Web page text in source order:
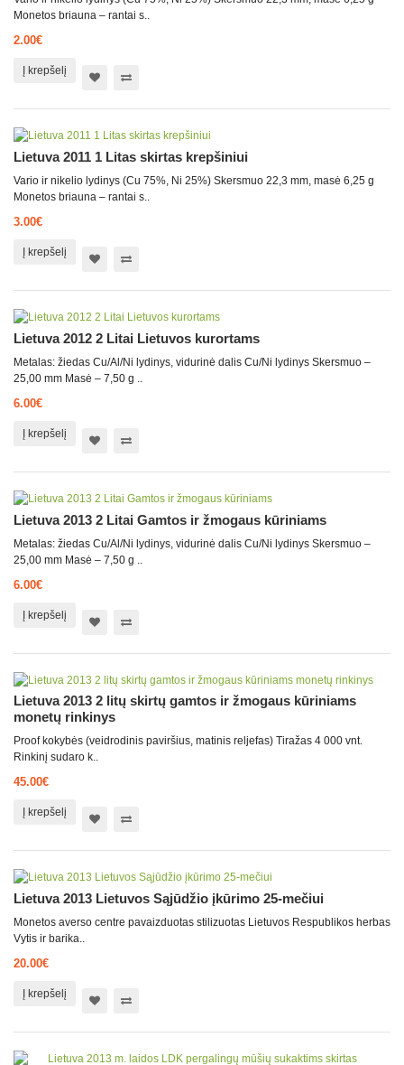
Monetos briauna – rantai s..
2.00€
Į krepšelį
Lietuva 2011 1 Litas skirtas krepšiniui
Vario ir nikelio lydinys (Cu 75%, Ni 25%) Skersmuo 22,3 mm, masė 6,25 g
Monetos briauna – rantai s..
3.00€
Į krepšelį
Lietuva 2012 2 Litai Lietuvos kurortams
Metalas: žiedas Cu/Al/Ni lydinys, vidurinė dalis Cu/Ni lydinys Skersmuo –
25,00 mm Masė – 7,50 g ..
6.00€
Į krepšelį
Lietuva 2013 2 Litai Gamtos ir žmogaus kūriniams
Metalas: žiedas Cu/Al/Ni lydinys, vidurinė dalis Cu/Ni lydinys Skersmuo –
25,00 mm Masė – 7,50 g ..
6.00€
Į krepšelį
Lietuva 2013 2 litų skirtų gamtos ir žmogaus kūriniams
monetų rinkinys
Proof kokybės (veidrodinis paviršius, matinis reljefas) Tiražas 4 000 vnt.
Rinkinį sudaro k..
45.00€
Į krepšelį
Lietuva 2013 Lietuvos Sąjūdžio įkūrimo 25-mečiui
Monetos averso centre pavaizduotas stilizuotas Lietuvos Respublikos herbas
Vytis ir barika..
20.00€
Į krepšelį